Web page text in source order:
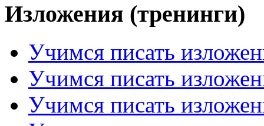
Изложения (тренинги)
Учимся писать
Учимся писать
Учимся писать